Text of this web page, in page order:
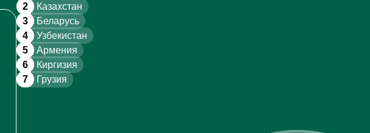
2
Казахстан
3
Беларусь
4
Узбекистан
5
Армения
6
Киргизия
7
Грузия